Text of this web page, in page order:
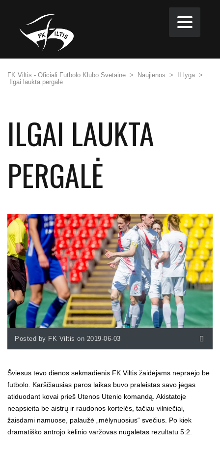
FK Viltis - Oficiali Futbolo Klubo Svetainė > Naujienos > II lyga >
Ilgai laukta pergalė
ILGAI LAUKTA
PERGALĖ
Posted by FK Viltis on 2019-06-03
Šviesus tėvo dienos sekmadienis FK Viltis žaidėjams nepraėjo be
futbolo. Karščiausias paros laikas buvo praleistas savo jėgas
atiduodant kovai prieš Utenos Utenio komandą. Akistatoje
neapsieita be aistrų ir raudonos kortelės, tačiau vilniečiai,
žaisdami namuose, palaužė „mėlynuosius“ svečius. Po kiek
dramatiško antrojo kėlinio varžovas nugalėtas rezultatu 5:2.